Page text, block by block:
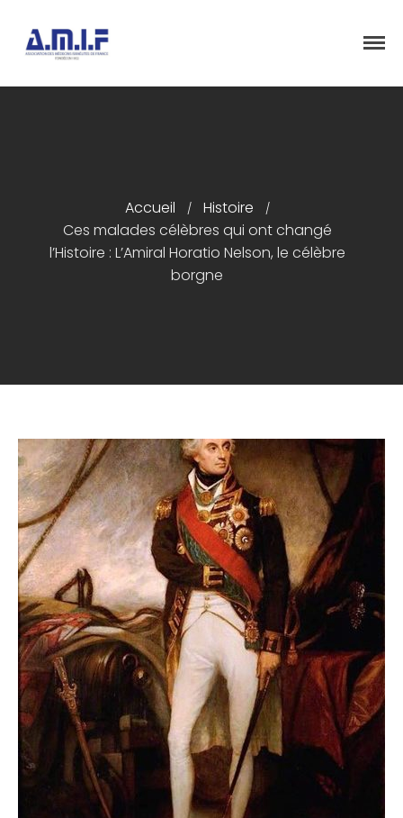
Accueil
Présentation
Articles
Congrès 2019
Congrès 2020
Accueil / Histoire /
Ces malades célèbres qui ont changé
l’Histoire : L’Amiral Horatio Nelson, le célèbre
borgne